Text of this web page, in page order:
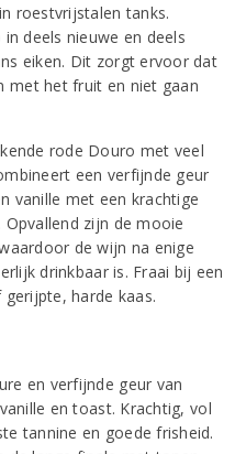
roestvrijstalen tanks.
deels nieuwe en deels
eiken. Dit zorgt ervoor dat
met het fruit en niet gaan
rode Douro met veel
een verfijnde geur
vanille met een krachtige
zijn de mooie
de wijn na enige
drinkbaar is. Fraai bij een
harde kaas.
en verfijnde geur van
en toast. Krachtig, vol
tannine en goede frisheid.